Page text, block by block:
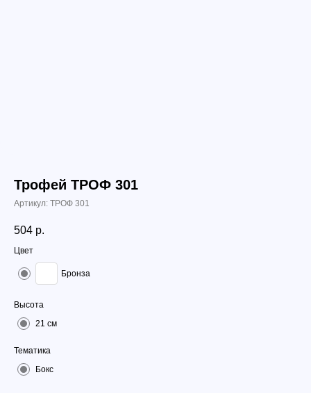
Трофей ТРОФ 301
Артикул: ТРОФ 301
504 р.
Цвет
Бронза
Высота
21 см
Тематика
Бокс